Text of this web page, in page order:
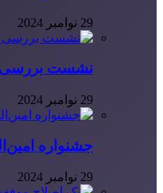
29 نوامبر 2024
نشست بررسی
29 نوامبر 2024
جشنواره امین‌الضرب 1402 – فدراسیون
29 نوامبر 2024